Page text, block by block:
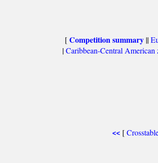
[Competition summary||
|Caribbean-Central American
<< [